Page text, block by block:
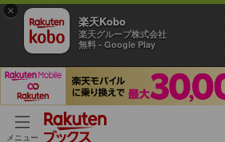
×
楽天Kobo
楽天グループ株式会社
無料 - Google Play
メニュー
コミック